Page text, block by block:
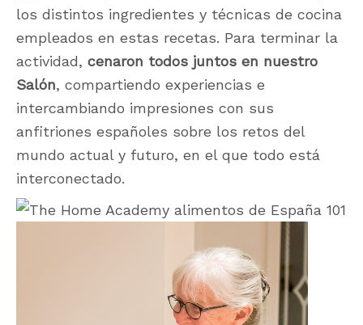
los distintos ingredientes y técnicas de cocina
empleados en estas recetas. Para terminar la
actividad, cenaron todos juntos en nuestro
Salón, compartiendo experiencias e
intercambiando impresiones con sus
anfitriones españoles sobre los retos del
mundo actual y futuro, en el que todo está
interconectado.